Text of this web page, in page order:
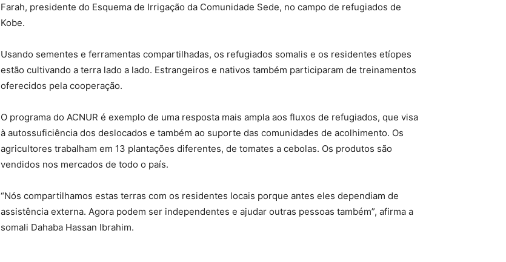
Farah, presidente do Esquema de Irrigação da Comunidade Sede, no campo de refugiados de
Kobe.
Usando sementes e ferramentas compartilhadas, os refugiados somalis e os residentes etíopes
estão cultivando a terra lado a lado. Estrangeiros e nativos também participaram de treinamentos
oferecidos pela cooperação.
O programa do ACNUR é exemplo de uma resposta mais ampla aos fluxos de refugiados, que visa
à autossuficiência dos deslocados e também ao suporte das comunidades de acolhimento. Os
agricultores trabalham em 13 plantações diferentes, de tomates a cebolas. Os produtos são
vendidos nos mercados de todo o país.
“Nós compartilhamos estas terras com os residentes locais porque antes eles dependiam de
assistência externa. Agora podem ser independentes e ajudar outras pessoas também”, afirma a
somali Dahaba Hassan Ibrahim.